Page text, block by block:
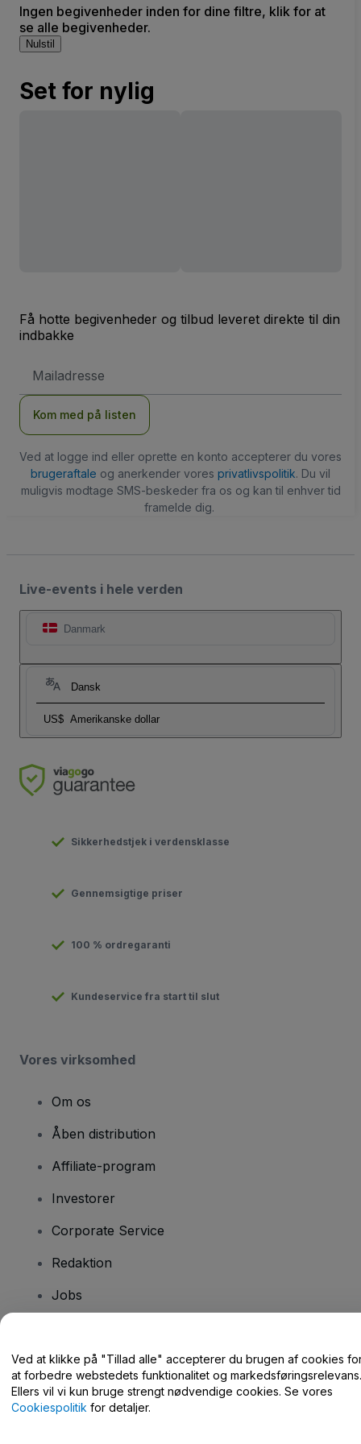
Ingen begivenheder inden for dine filtre, klik for at
se alle begivenheder.
Nulstil
Set for nylig
Få hotte begivenheder og tilbud leveret direkte til din
indbakke
adresse
Kom med på listen
Ved at logge ind eller oprette en konto accepterer du vores
brugeraftale og anerkender vores privatlivspolitik. Du vil
muligvis modtage SMS-beskeder fra os og kan til enhver tid
framelde dig.
Live-events i hele verden
Danmark
Dansk
US$ Amerikanske dollar
Sikkerhedstjek i verdensklasse
Gennemsigtige priser
100 % ordregaranti
Kundeservice fra start til slut
Vores virksomhed
Om os
Åben distribution
Affiliate-program
Investorer
Corporate Service
Redaktion
Jobs
Har du spørgsmål?
Hjælpecenter / Kontakt os
Ved at klikke på "Tillad alle" accepterer du brugen af cookies
at forbedre webstedets funktionalitet og markedsføringsrelevans.
Ellers vil vi kun bruge strengt nødvendige cookies. Se vores
Cookiespolitik for detaljer.